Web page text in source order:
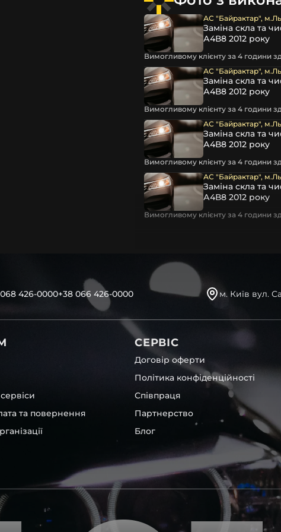
АС "Байрактар",
Заміна скла та
А4В8 2012 року
Вимогливому клієнту за 4 години
АС "Байрактар",
Заміна скла та
А4В8 2012 року
Вимогливому клієнту за 4 години
АС "Байрактар",
Заміна скла та
А4В8 2012 року
Вимогливому клієнту за 4 години
АС "Байрактар",
Заміна скла та
А4В8 2012 року
Вимогливому клієнту за 4 години
426-0000+38 066 426-0000 м. Київ вул.
та повернення
СЕРВІС
Договір оферти
Політика конфіденційності
Співпраця
Партнерство
Блог